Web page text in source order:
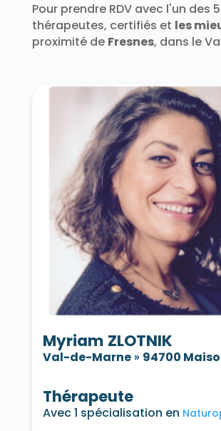
Pour prendre RDV avec l'un des
thérapeutes, certifiés et les
proximité de Fresnes, dans le
Myriam ZLOTNIK
Val-de-Marne» 94700
Thérapeute
Avec 1 spécialisation en